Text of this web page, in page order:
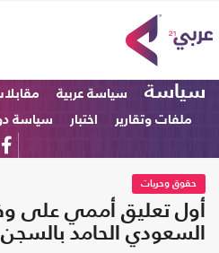
سياسة سياسة عربية
ملفات وتقارير
اختبار سياسة
حقوق وحريات
أول تعليق أممي على
السعودي الحامد بالسجن